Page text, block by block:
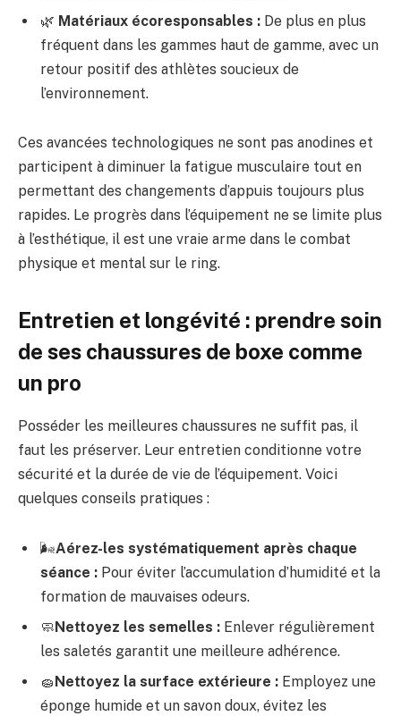
🌿 Matériaux écoresponsables : De plus en plus
fréquent dans les gammes haut de gamme, avec un
retour positif des athlètes soucieux de
l’environnement.
Ces avancées technologiques ne sont pas anodines et
participent à diminuer la fatigue musculaire tout en
permettant des changements d’appuis toujours plus
rapides. Le progrès dans l’équipement ne se limite plus
à l’esthétique, il est une vraie arme dans le combat
physique et mental sur le ring.
Entretien et longévité : prendre soin
de ses chaussures de boxe comme
un pro
Posséder les meilleures chaussures ne suffit pas, il
faut les préserver. Leur entretien conditionne votre
sécurité et la durée de vie de l’équipement. Voici
quelques conseils pratiques :
🌬️Aérez-les systématiquement après chaque
séance : Pour éviter l’accumulation d’humidité et la
formation de mauvaises odeurs.
🧼Nettoyez les semelles : Enlever régulièrement
les saletés garantit une meilleure adhérence.
🧽Nettoyez la surface extérieure : Employez une
éponge humide et un savon doux, évitez les